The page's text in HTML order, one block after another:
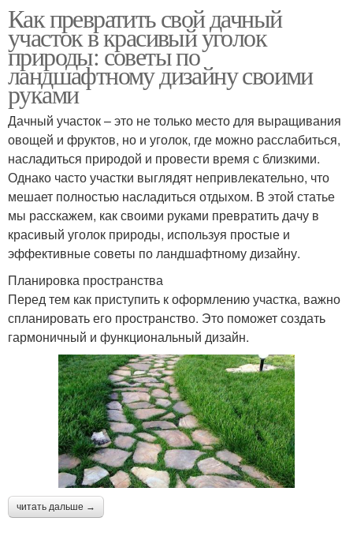
Как превратить свой дачный
участок в красивый уголок
природы: советы по
ландшафтному дизайну своими
руками
Дачный участок – это не только место для выращивания
овощей и фруктов, но и уголок, где можно расслабиться,
насладиться природой и провести время с близкими.
Однако часто участки выглядят непривлекательно, что
мешает полностью насладиться отдыхом. В этой статье
мы расскажем, как своими руками превратить дачу в
красивый уголок природы, используя простые и
эффективные советы по ландшафтному дизайну.
Планировка пространства
Перед тем как приступить к оформлению участка, важно
спланировать его пространство. Это поможет создать
гармоничный и функциональный дизайн.
читать дальше →